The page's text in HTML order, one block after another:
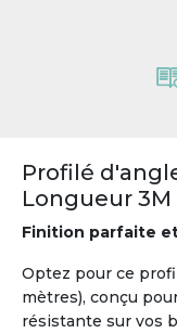
Profilé
Longueur 3M
Finition parfaite
Optez pour ce
mètres), conçu
résistante sur vos